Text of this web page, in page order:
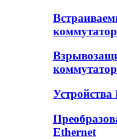
Устройства
Ethernet